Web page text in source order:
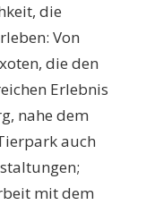
die
Von
die den
Erlebnis
nahe dem
auch
mit dem